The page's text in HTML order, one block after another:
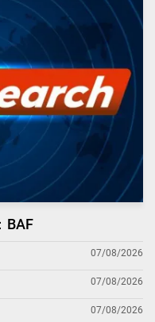
BAF
07/08/2026
07/08/2026
07/08/2026